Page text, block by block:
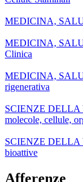
MEDICINA,
MEDICINA,
Clinica
MEDICINA,
rigenerativa
SCIENZE DELLA
molecole, cellule,
SCIENZE DELLA
bioattive
Afferenze